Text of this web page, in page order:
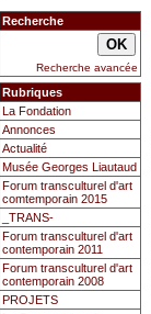
Recherche
Recherche avancée
Rubriques
La Fondation
Annonces
Actualité
Musée Georges Liautaud
Forum transculturel d'art
comtemporain 2015
_TRANS-
Forum transculturel d'art
contemporain 2011
Forum transculturel d'art
contemporain 2008
PROJETS